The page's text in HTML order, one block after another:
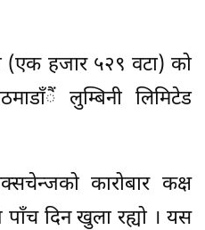
(एक हजार ५२९ वटा) को
लुम्बिनी लिमिटेड
कारोबार कक्ष
पाँच दिन खुला रह्यो । यस